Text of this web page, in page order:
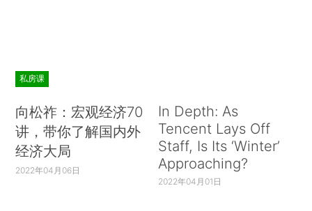
私房课
向松祚：宏观经济70
讲，带你了解国内外
经济大局
2022年04月06日
In Depth: As
Tencent Lays Off
Staff, Is Its ‘Winter’
Approaching?
2022年04月01日